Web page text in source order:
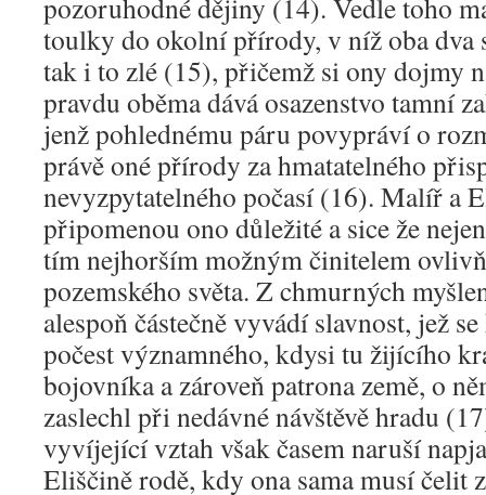
pozoruhodné dějiny (14). Vedle toho
toulky do okolní přírody, v níž oba dva
tak i to zlé (15), přičemž si ony dojmy
pravdu oběma dává osazenstvo tamní
jenž pohlednému páru povypráví o
právě oné přírody za hmatatelného
nevyzpytatelného počasí (16). Malíř a
připomenou ono důležité a sice že
tím nejhorším možným činitelem
pozemského světa. Z chmurných
alespoň částečně vyvádí slavnost, jež
počest významného, kdysi tu žijícího
bojovníka a zároveň patrona země, o
zaslechl při nedávné návštěvě hradu
vyvíjející vztah však časem naruší
Eliščině rodě, kdy ona sama musí čelit